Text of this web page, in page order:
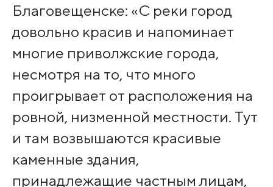
Благовещенске: «С реки город
довольно красив и напоминает
многие приволжские города,
несмотря на то, что много
проигрывает от расположения на
ровной, низменной местности. Тут
и там возвышаются красивые
каменные здания,
принадлежащие частным лицам,